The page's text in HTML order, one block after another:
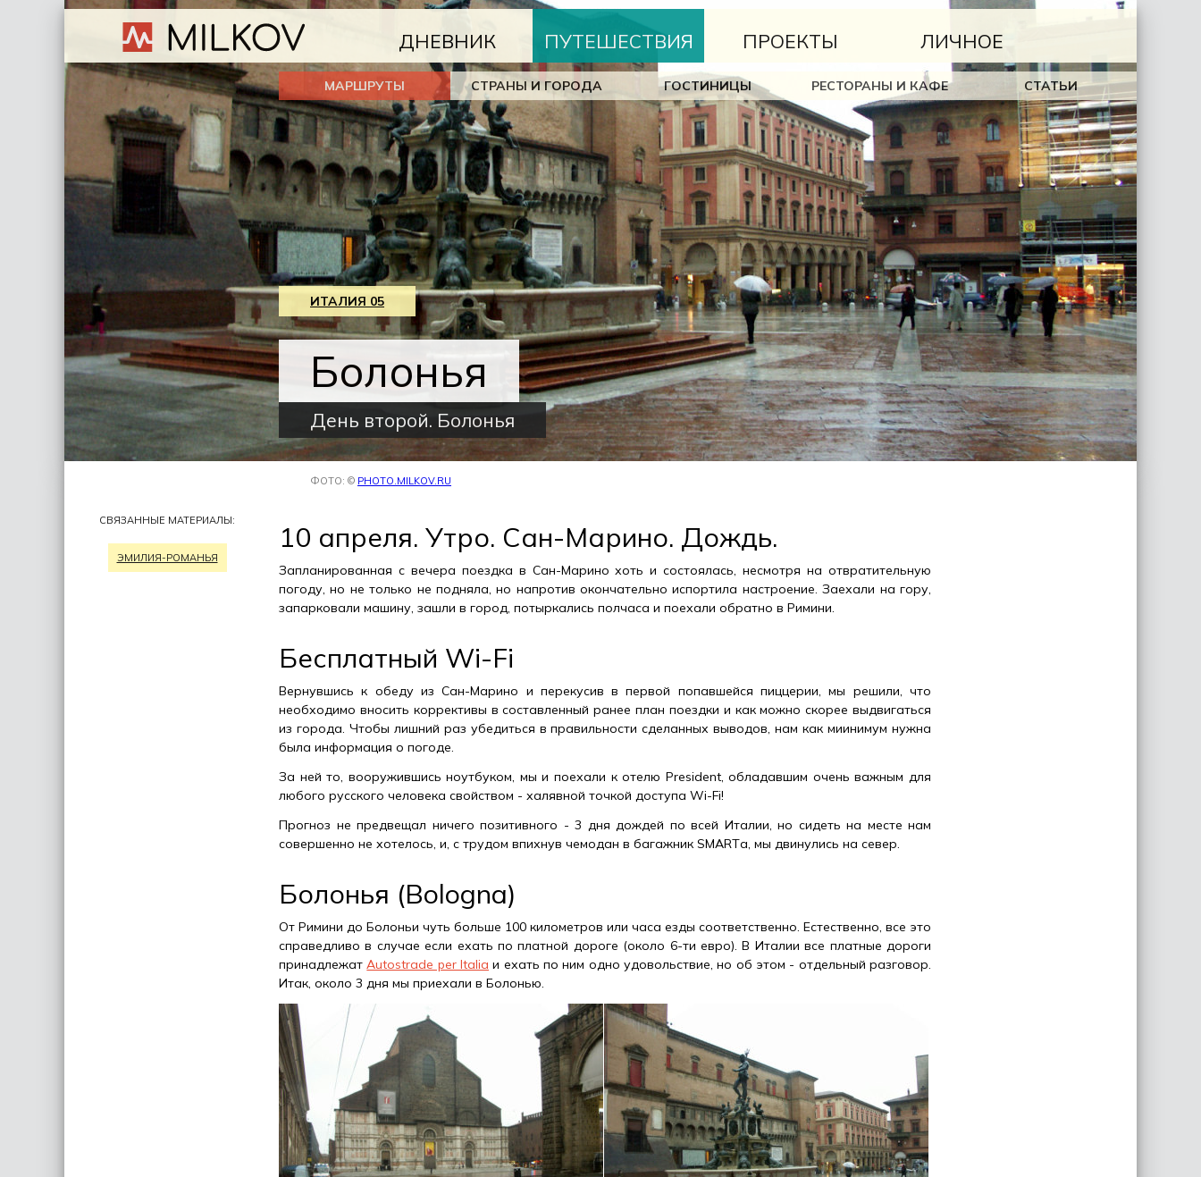
ДНЕВНИК ПУТЕШЕСТВИЯ
МАРШРУТЫ СТРАНЫ И ГОРОДА ГОСТИНИЦЫ РЕСТОРАНЫ И КАФЕ СТАТЬИ
ПРОЕКТЫ ЛИЧНОЕ
ИТАЛИЯ 05
Болонья
День второй. Болонья
ФОТО: © PHOTO.MILKOV.RU
СВЯЗАННЫЕ МАТЕРИАЛЫ:
ЭМИЛИЯ-РОМАНЬЯ
10 апреля. Утро. Сан-Марино. Дождь.
Запланированная с вечера поездка в Сан-Марино хоть и состоялась, несмотря на отвратительную
погоду, но не только не подняла, но напротив окончательно испортила настроение. Заехали на гору,
запарковали машину, зашли в город, потыркались полчаса и поехали обратно в Римини.
Бесплатный Wi-Fi
Вернувшись к обеду из Сан-Марино и перекусив в первой попавшейся пиццерии, мы решили, что
необходимо вносить коррективы в составленный ранее план поездки и как можно скорее выдвигаться
из города. Чтобы лишний раз убедиться в правильности сделанных выводов, нам как миинимум нужна
была информация о погоде.
За ней то, вооружившись ноутбуком, мы и поехали к отелю President, обладавшим очень важным для
любого русского человека свойством - халявной точкой доступа Wi-Fi!
Прогноз не предвещал ничего позитивного - 3 дня дождей по всей Италии, но сидеть на месте нам
совершенно не хотелось, и, с трудом впихнув чемодан в багажник SMARTа, мы двинулись на север.
Болонья (Bologna)
От Римини до Болоньи чуть больше 100 километров или часа езды соответственно. Естественно, все это
справедливо в случае если ехать по платной дороге (около 6-ти евро). В Италии все платные дороги
принадлежатAutostrade per Italia и ехать по ним одно удовольствие, но об этом - отдельный разговор.
Итак, около 3 дня мы приехали в Болонью.